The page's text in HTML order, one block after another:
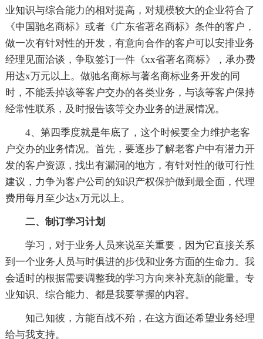
业知识与综合能力的相对提高，对规模较大的企业符合了
《中国驰名商标》或者《广东省著名商标》条件的客户，
做一次有针对性的开发，有意向合作的客户可以安排业务
经理见面洽谈，争取签订一件《xx省著名商标》，承办费
用达x万元以上。做驰名商标与著名商标业务开发的同
时，不能丢掉该等客户交办的各类业务，与该等客户保持
经常性联系，及时报告该等交办业务的进展情况。
4、第四季度就是年底了，这个时候要全力维护老客
户交办的业务情况。首先，要逐步了解老客户中有潜力开
发的客户资源，找出有漏洞的地方，有针对性的做可行性
建议，力争为客户公司的知识产权保护做到最全面，代理
费用每月至少达x万元以上。
二、制订学习计划
学习，对于业务人员来说至关重要，因为它直接关系
到一个业务人员与时俱进的步伐和业务方面的生命力。我
会适时的根据需要调整我的学习方向来补充新的能量。专
业知识、综合能力、都是我要掌握的内容。
知己知彼，方能百战不殆，在这方面还希望业务经理
给与我支持。